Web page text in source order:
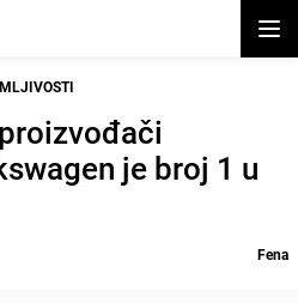
je broj 1 u
Fena